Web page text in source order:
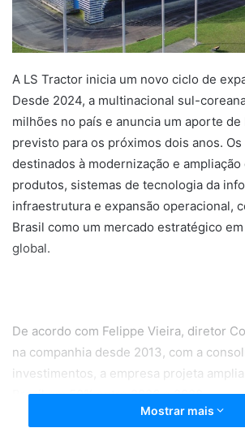
A LS Tractor inicia um novo ciclo de
Desde 2024, a multinacional sul-
milhões no país e anuncia um aporte de
previsto para os próximos dois anos.
destinados à modernização e
produtos, sistemas de tecnologia da
infraestrutura e expansão operacional,
Brasil como um mercado estratégico
global.
De acordo com Felippe Vieira, diretor
na companhia desde 2013, com a
investimentos, a empresa projeta
Brasil em 50% entre 2026 e 2028.
Mostrar mais